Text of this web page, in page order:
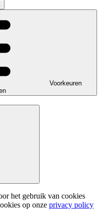
Voorkeuren
het gebruik van cookies
op onze privacy policy